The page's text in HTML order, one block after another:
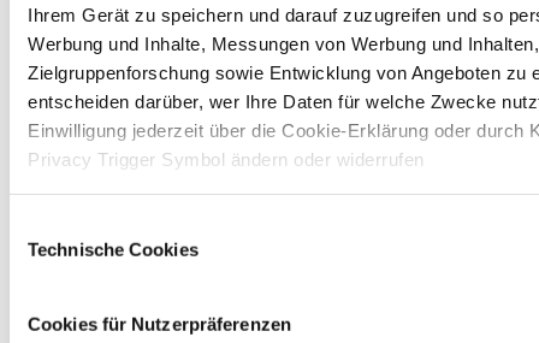
Ihrem Gerät zu speichern und darauf zuzugreifen und so
Werbung und Inhalte, Messungen von Werbung und Inhalten,
Zielgruppenforschung sowie Entwicklung von Angeboten zu
entscheiden darüber, wer Ihre Daten für welche Zwecke
Einwilligung jederzeit über die Cookie-Erklärung oder durch
Privacy Trigger Symbol ändern oder widerrufen
Informationen über Ihre geografische Lage erfassen,
(Fingerprinting) identifizieren
Technische Cookies
Cookies für Nutzerpräferenzen
Barrierefrei Berufsnetzwerke
Betriebliche Altersvorsorge